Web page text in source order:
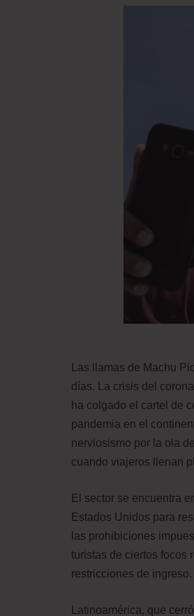
Las llamas de Machu
días. La crisis del
ha colgado el cartel de
pandemia en el
nerviosismo por la ola
cuando viajeros llenan
El sector se encuentra
Estados Unidos para
las prohibiciones
turistas de ciertos focos
restricciones de ingreso.
Latinoamérica, que